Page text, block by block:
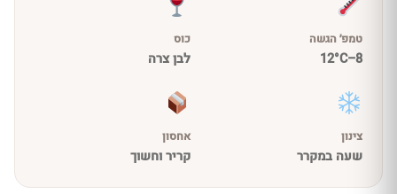
טמפ׳ הגשה
8–12°C
כוס
לבן צרה
צינון
שעה במקרר
אחסון
קריר וחשוך